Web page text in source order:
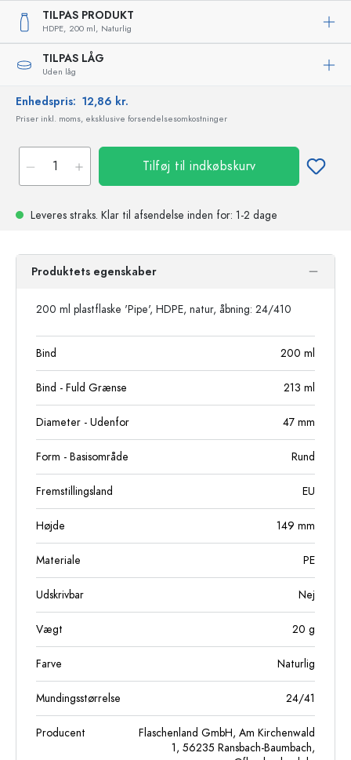
TILPAS PRODUKT
HDPE, 200 ml, Naturlig
TILPAS LÅG
Uden låg
Enhedspris: 12,86 kr.
Priser inkl. moms, eksklusive forsendelsesomkostninger
Tilføj til indkøbskurv
Leveres straks. Klar til afsendelse inden for: 1-2 dage
Produktets egenskaber
200 ml plastflaske 'Pipe', HDPE, natur, åbning: 24/410
Bind 200 ml
Bind - Fuld Grænse 213 ml
Diameter - Udenfor 47 mm
Form - Basisområde Rund
Fremstillingsland EU
Højde 149 mm
Materiale PE
Udskrivbar Nej
Vægt 20 g
Farve Naturlig
Mundingsstørrelse 24/41
Producent
Flaschenland GmbH, Am Kirchenwald
1, 56235 Ransbach-Baumbach,